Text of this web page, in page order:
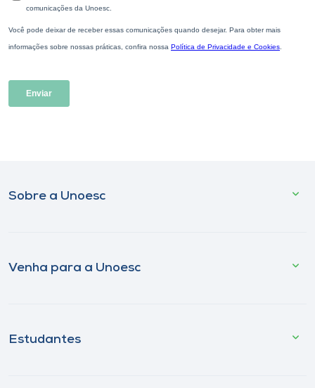
Sobre a Unoesc
Venha para a Unoesc
Estudantes